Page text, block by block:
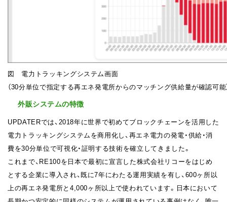
図 電力トラッキングシステム画面
（30分単位で指定する再エネ発電所からのマッチング供給量が確認可能
外販システムの特徴
UPDATERでは、2018年に世界で初めてブロックチェーンを活用した
電力トラッキングシステムを商用化し、再エネ電力の発電・供給・消
費を30分単位で可視化・証明する技術を確立してきました。
これまで、RE100を日本で最初に宣言した株式会社リコーをはじめ
とする企業に導入され、既に7年にわたる運用実績を有し、600ヶ所以
上の再エネ発電所と4,000ヶ所以上で使われています。日本において